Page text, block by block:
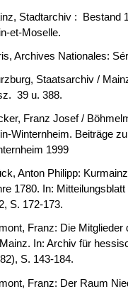
Stadtarchiv : Bestand
et-Moselle.
Archives Nationales:
Staatsarchiv /
39 u. 388.
Franz Josef /
Winternheim. Beiträge
1999
Anton Philipp:
1780. In:
S. 172-173.
Franz: Die
In: Archiv für
S. 143-184.
Franz: Der Raum